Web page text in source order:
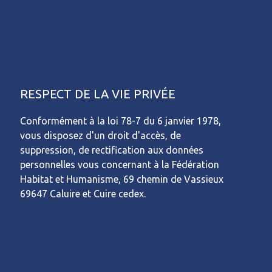
RESPECT DE LA VIE PRIVÉE
Conformément à la loi 78-7 du 6 janvier 1978,
vous disposez d'un droit d'accès, de
suppression, de rectification aux données
personnelles vous concernant à la Fédération
Habitat et Humanisme, 69 chemin de Vassieux
69647 Caluire et Cuire cedex.